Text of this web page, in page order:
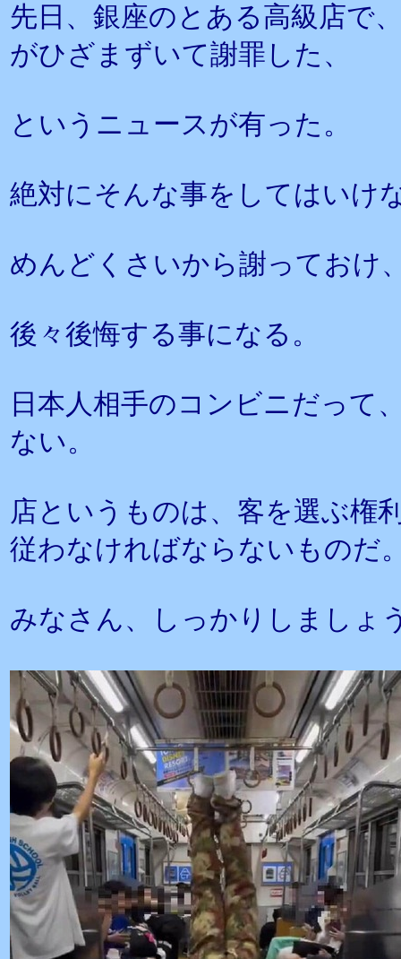
先日、銀座のとある高級店で
がひざまずいて謝罪した、
というニュースが有った。
絶対にそんな事をしてはいけ
めんどくさいから謝っておけ
後々後悔する事になる。
日本人相手のコンビニだって
ない。
店というものは、客を選ぶ権
従わなければならないものだ
みなさん、しっかりしましょ